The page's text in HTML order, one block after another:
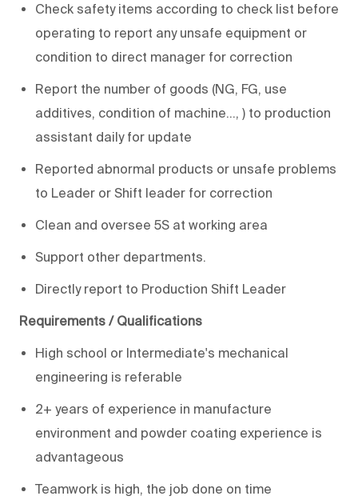
Check safety items according to check list before
operating to report any unsafe equipment or
condition to direct manager for correction
Report the number of goods (NG, FG, use
additives, condition of machine…, ) to production
assistant daily for update
Reported abnormal products or unsafe problems
to Leader or Shift leader for correction
Clean and oversee 5S at working area
Support other departments.
Directly report to Production Shift Leader
Requirements / Qualifications
High school or Intermediate's mechanical
engineering is referable
2+ years of experience in manufacture
environment and powder coating experience is
advantageous
Teamwork is high, the job done on time